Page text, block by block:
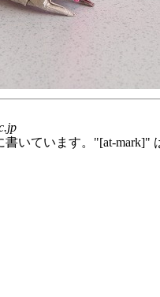
いています。"[at-mark]"